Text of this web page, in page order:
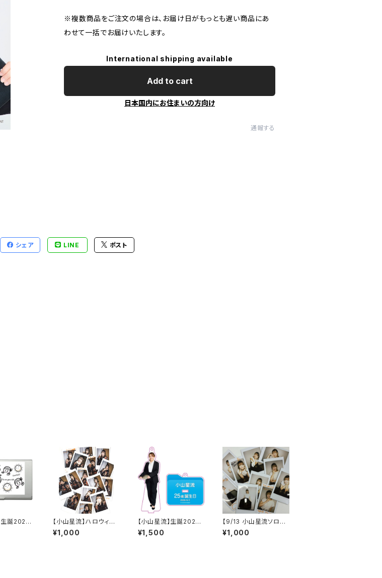
※複数商品をご注文の場合は、お届け日がもっとも遅い商品にあ
わせて一括でお届けいたします。
International shipping available
Add to cart
日本国内にお住まいの方向け
通報する
シェア LINE ポスト
生誕2026
ース
【小山星流】ハロウィン2
025 ランダムチェキ
¥1,000
【小山星流】生誕2026
アクリルスタンドキーホ
ルダー
¥1,500
【9/13 小山星流ソロイ
ベント】ランダムチェキ
¥1,000